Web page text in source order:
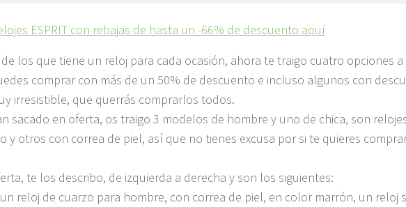
ESPRIT con rebajas de hasta un -66% de descuento aquí
de los que tiene un reloj para cada ocasión, ahora te traigo cuatro opciones
comprar con más de un 50% de descuento e incluso algunos con
irresistible, que querrás comprarlos todos.
sacado en oferta, os traigo 3 modelos de hombre y uno de chica, son
y otros con correa de piel, así que no tienes excusa por si te quieres
te los describo, de izquierda a derecha y son los siguientes:
reloj de cuarzo para hombre, con correa de piel, en color marrón, un reloj